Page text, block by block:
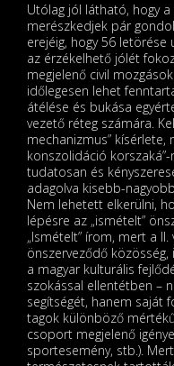
Utólag jól látható, hogy
merészkedjek pár
erejéig, hogy 56
az érzékelhető jólét
megjelenő civil
időlegesen lehet
átélése és bukása
vezető réteg számára.
mechanizmus”
konszolidáció
tudatosan és
adagolva kisebb-
Nem lehetett elkerülni,
lépésre az „ismételt”
„Ismételt” írom, mert a
önszerveződő
a magyar kulturális
szokással ellentétben –
segítségét, hanem saját
tagok különböző
csoport megjelenő
sportesemény, stb.).